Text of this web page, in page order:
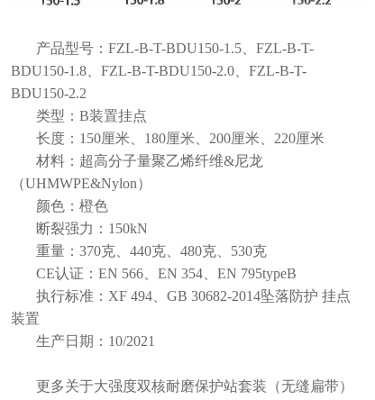
产品型号：FZL-B-T-BDU150-1.5、FZL-B-T-
BDU150-1.8、FZL-B-T-BDU150-2.0、FZL-B-T-
BDU150-2.2
类型：B装置挂点
长度：150厘米、180厘米、200厘米、220厘米
材料：超高分子量聚乙烯纤维&尼龙
（UHMWPE&Nylon）
颜色：橙色
断裂强力：150kN
重量：370克、440克、480克、530克
CE认证：EN 566、EN 354、EN 795typeB
执行标准：XF 494、GB 30682-2014坠落防护 挂点
装置
生产日期：10/2021
更多关于大强度双核耐磨保护站套装（无缝扁带）